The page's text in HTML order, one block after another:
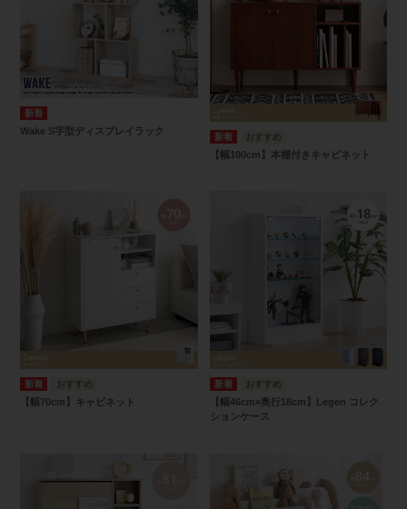
Wake S字型ディスプレイラック
【幅100cm】本棚付きキャビネット
【幅70cm】キャビネット
【幅46cm×奥行18cm】Legen コレク
ションケース